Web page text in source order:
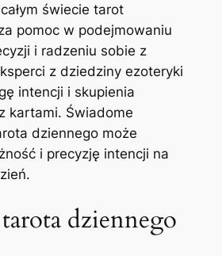
świecie tarot
pomoc w podejmowaniu
i radzeniu sobie z
z dziedziny ezoteryki
intencji i skupienia
kartami. Świadome
dziennego może
i precyzję intencji na
dziennego